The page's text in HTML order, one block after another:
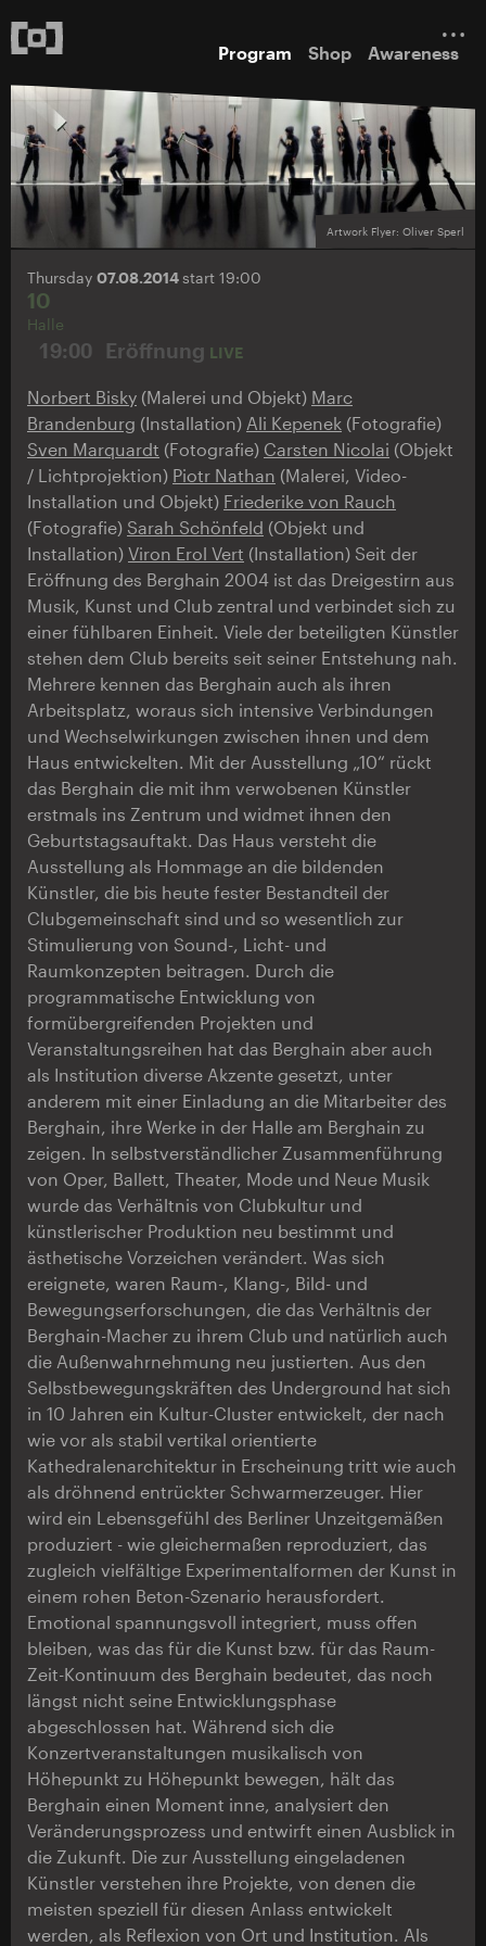
Program Shop Awareness
Artwork Flyer: Oliver Sperl
Thursday 07.08.2014start 19:00
10
Halle
19:00 Eröffnung LIVE
Norbert Bisky (Malerei und Objekt) Marc
Brandenburg (Installation) Ali Kepenek (Fotografie)
Sven Marquardt (Fotografie) Carsten Nicolai (Objekt
/ Lichtprojektion) Piotr Nathan (Malerei, Video-
Installation und Objekt) Friederike von Rauch
(Fotografie) Sarah Schönfeld (Objekt und
Installation) Viron Erol Vert (Installation) Seit der
Eröffnung des Berghain 2004 ist das Dreigestirn aus
Musik, Kunst und Club zentral und verbindet sich zu
einer fühlbaren Einheit. Viele der beteiligten Künstler
stehen dem Club bereits seit seiner Entstehung nah.
Mehrere kennen das Berghain auch als ihren
Arbeitsplatz, woraus sich intensive Verbindungen
und Wechselwirkungen zwischen ihnen und dem
Haus entwickelten. Mit der Ausstellung „10“ rückt
das Berghain die mit ihm verwobenen Künstler
erstmals ins Zentrum und widmet ihnen den
Geburtstagsauftakt. Das Haus versteht die
Ausstellung als Hommage an die bildenden
Künstler, die bis heute fester Bestandteil der
Clubgemeinschaft sind und so wesentlich zur
Stimulierung von Sound-, Licht- und
Raumkonzepten beitragen. Durch die
programmatische Entwicklung von
formübergreifenden Projekten und
Veranstaltungsreihen hat das Berghain aber auch
als Institution diverse Akzente gesetzt, unter
anderem mit einer Einladung an die Mitarbeiter des
Berghain, ihre Werke in der Halle am Berghain zu
zeigen. In selbstverständlicher Zusammenführung
von Oper, Ballett, Theater, Mode und Neue Musik
wurde das Verhältnis von Clubkultur und
künstlerischer Produktion neu bestimmt und
ästhetische Vorzeichen verändert. Was sich
ereignete, waren Raum-, Klang-, Bild- und
Bewegungserforschungen, die das Verhältnis der
Berghain-Macher zu ihrem Club und natürlich auch
die Außenwahrnehmung neu justierten. Aus den
Selbstbewegungskräften des Underground hat sich
in 10 Jahren ein Kultur-Cluster entwickelt, der nach
wie vor als stabil vertikal orientierte
Kathedralenarchitektur in Erscheinung tritt wie auch
als dröhnend entrückter Schwarmerzeuger. Hier
wird ein Lebensgefühl des Berliner Unzeitgemäßen
produziert - wie gleichermaßen reproduziert, das
zugleich vielfältige Experimentalformen der Kunst in
einem rohen Beton-Szenario herausfordert.
Emotional spannungsvoll integriert, muss offen
bleiben, was das für die Kunst bzw. für das Raum-
Zeit-Kontinuum des Berghain bedeutet, das noch
längst nicht seine Entwicklungsphase
abgeschlossen hat. Während sich die
Konzertveranstaltungen musikalisch von
Höhepunkt zu Höhepunkt bewegen, hält das
Berghain einen Moment inne, analysiert den
Veränderungsprozess und entwirft einen Ausblick in
die Zukunft. Die zur Ausstellung eingeladenen
Künstler verstehen ihre Projekte, von denen die
meisten speziell für diesen Anlass entwickelt
werden, als Reflexion von Ort und Institution. Als